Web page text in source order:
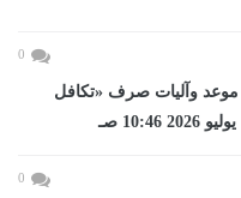
0
جنيه.. موعد وآليات صرف «تكافل
0